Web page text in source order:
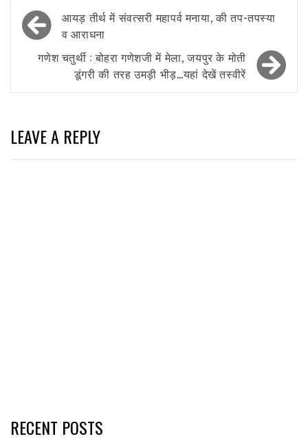
Post
navigation
आयड़ तीर्थ में संवत्सरी महापर्व मनाया, की तप-तपस्या
व आराधना
गणेश चतुर्थी : बोहरा गणेशजी में मेला, जयपुर के मोती
डूंगरी की तरह उमड़ी भीड़…यहां देखें तस्वीरें
LEAVE A REPLY
RECENT POSTS